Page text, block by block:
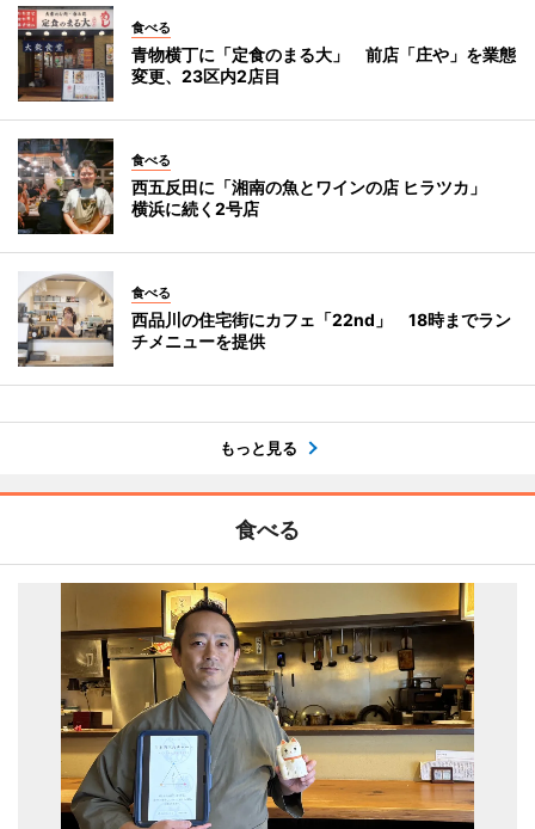
食べる
青物横丁に「定食のまる大」 前店「庄や」を業態
変更、23区内2店目
食べる
西五反田に「湘南の魚とワインの店 ヒラツカ」
横浜に続く2号店
食べる
西品川の住宅街にカフェ「22nd」 18時までラン
チメニューを提供
もっと見る
食べる